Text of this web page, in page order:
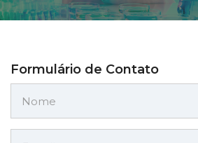
Formulário de Contato